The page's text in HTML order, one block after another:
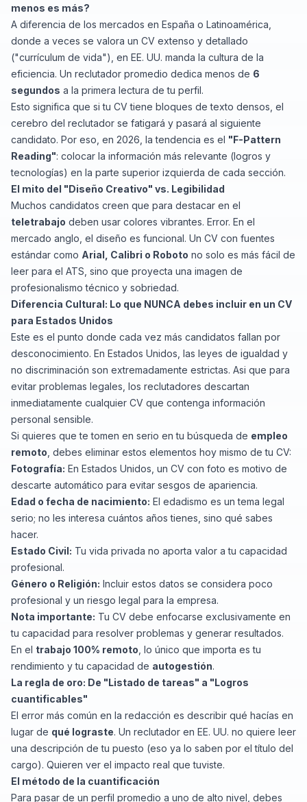
menos es más?
A diferencia de los mercados en España o Latinoamérica,
donde a veces se valora un CV extenso y detallado
("currículum de vida"), en EE. UU. manda la cultura de la
eficiencia. Un reclutador promedio dedica menos de 6
segundos a la primera lectura de tu perfil.
Esto significa que si tu CV tiene bloques de texto densos, el
cerebro del reclutador se fatigará y pasará al siguiente
candidato. Por eso, en 2026, la tendencia es el "F-Pattern
Reading": colocar la información más relevante (logros y
tecnologías) en la parte superior izquierda de cada sección.
El mito del "Diseño Creativo" vs. Legibilidad
Muchos candidatos creen que para destacar en el
teletrabajo deben usar colores vibrantes. Error. En el
mercado anglo, el diseño es funcional. Un CV con fuentes
estándar como Arial, Calibri o Roboto no solo es más fácil de
leer para el ATS, sino que proyecta una imagen de
profesionalismo técnico y sobriedad.
Diferencia Cultural: Lo que NUNCA debes incluir en un CV
para Estados Unidos
Este es el punto donde cada vez más candidatos fallan por
desconocimiento. En Estados Unidos, las leyes de igualdad y
no discriminación son extremadamente estrictas. Asi que para
evitar problemas legales, los reclutadores descartan
inmediatamente cualquier CV que contenga información
personal sensible.
Si quieres que te tomen en serio en tu búsqueda de empleo
remoto , debes eliminar estos elementos hoy mismo de tu CV:
Fotografía: En Estados Unidos, un CV con foto es motivo de
descarte automático para evitar sesgos de apariencia.
Edad o fecha de nacimiento: El edadismo es un tema legal
serio; no les interesa cuántos años tienes, sino qué sabes
hacer.
Estado Civil: Tu vida privada no aporta valor a tu capacidad
profesional.
Género o Religión: Incluir estos datos se considera poco
profesional y un riesgo legal para la empresa.
Nota importante: Tu CV debe enfocarse exclusivamente en
tu capacidad para resolver problemas y generar resultados.
En el trabajo 100% remoto , lo único que importa es tu
rendimiento y tu capacidad de autogestión.
La regla de oro: De "Listado de tareas" a "Logros
cuantificables"
El error más común en la redacción es describir qué hacías en
lugar de qué lograste. Un reclutador en EE. UU. no quiere leer
una descripción de tu puesto (eso ya lo saben por el título del
cargo). Quieren ver el impacto real que tuviste.
El método de la cuantificación
Para pasar de un perfil promedio a uno de alto nivel, debes